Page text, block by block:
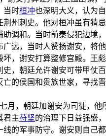
当时桓冲也深明大义，认为
荆州刺史。他对桓冲虽有猜
助调和。当时前秦侵犯边境
广远，当时人赞扬谢安，将
坏，谢安打算整修宫殿。王
史，朝廷允许谢安可带甲仗
亡的侯国和贵族世家，寻找
月，朝廷加谢安为司徒，
君主苻坚的治理下日益强盛
线的军事防守。谢安则自己